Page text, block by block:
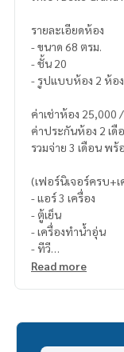
รายละเอียดห้อง
- ขนาด 68 ตรม.
- ชั้น 20
ค่าเช่าห้อง
ค่าประกันห้อง 2 เดื
รวมจ่าย 3 เดือน พร้
(เฟอร์นิเจอร์ครบ+
- แอร์ 3 เครื่อง
- ตู้เย็น
- เครื่องทำน้ำอุ่น
- ทีวี
- ไมโครเวฟ
Read more